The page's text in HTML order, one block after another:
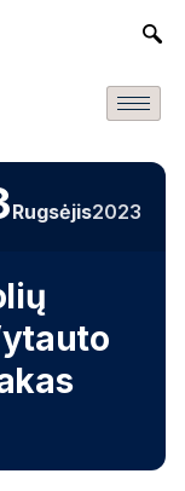
Rugsėjis2023